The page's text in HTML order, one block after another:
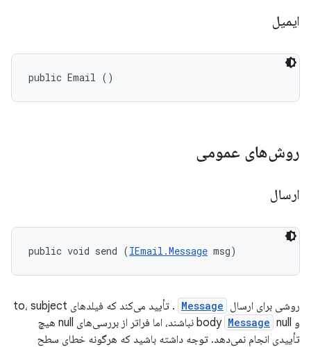
ایمیل
public Email ()
روش‌های عمومی
ارسال
public void send (IEmail.Message msg)
روشی برای ارسال Message
. تأیید می‌کند که فیلدهای to، subject
و body
Message
null نباشند، اما فراتر از بررسی‌های null هیچ
تأییدی انجام نمی‌دهد. توجه داشته باشید که هرگونه خطای سطح